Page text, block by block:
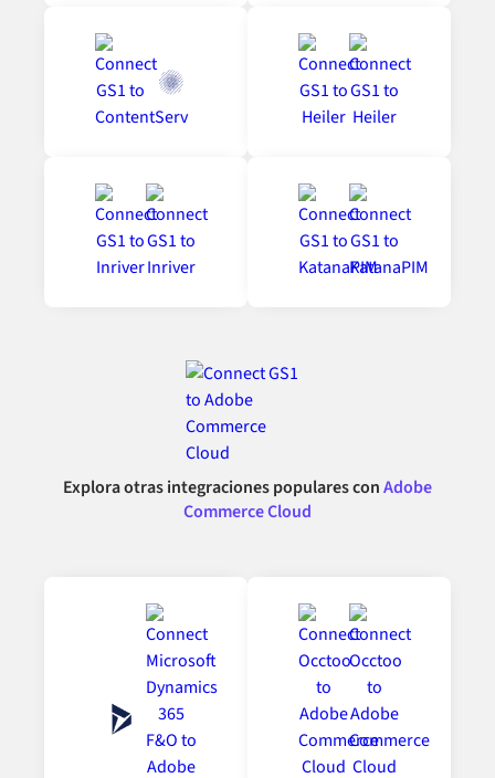
Explora otras integraciones populares conAdobe
Commerce Cloud